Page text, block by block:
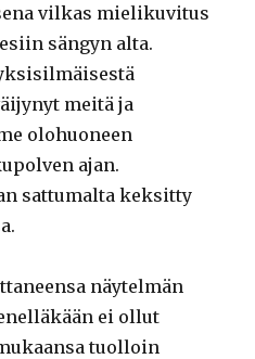
vilkas mielikuvitus
sängyn alta.
meitä ja
olohuoneen
ajan.
sattumalta keksitty
näytelmän
ei ollut
tuolloin